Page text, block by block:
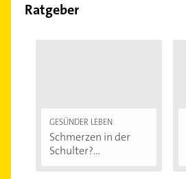
Ratgeber
GESÜNDER LEBEN
Schmerzen in der
Schulter?